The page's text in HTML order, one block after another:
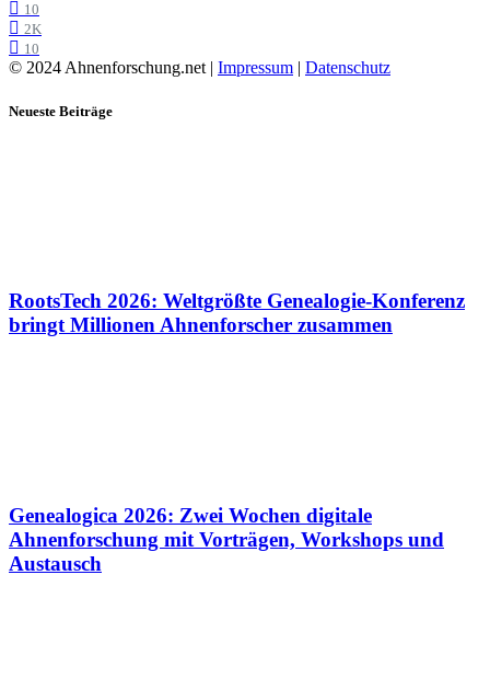
10
2K
10
© 2024 Ahnenforschung.net | Impressum | Datenschutz
Neueste Beiträge
RootsTech 2026: Weltgrößte Genealogie-Konferenz
bringt Millionen Ahnenforscher zusammen
Genealogica 2026: Zwei Wochen digitale
Ahnenforschung mit Vorträgen, Workshops und
Austausch